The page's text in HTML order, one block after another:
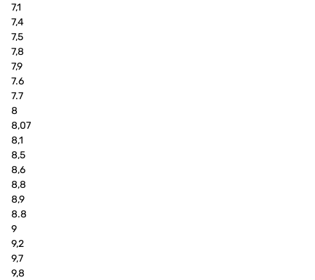
7,1
7,4
7,5
7,8
7,9
7.6
7.7
8
8,07
8,1
8,5
8,6
8,8
8,9
8.8
9
9,2
9,7
9,8